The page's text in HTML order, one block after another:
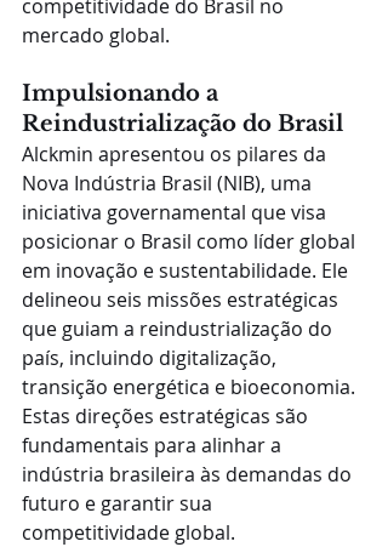
competitividade do Brasil no
mercado global.
Impulsionando a
Reindustrialização do Brasil
Alckmin apresentou os pilares da
Nova Indústria Brasil (NIB), uma
iniciativa governamental que visa
posicionar o Brasil como líder global
em inovação e sustentabilidade. Ele
delineou seis missões estratégicas
que guiam a reindustrialização do
país, incluindo digitalização,
transição energética e bioeconomia.
Estas direções estratégicas são
fundamentais para alinhar a
indústria brasileira às demandas do
futuro e garantir sua
competitividade global.